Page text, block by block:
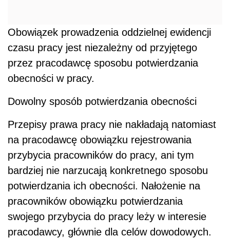
Obowiązek prowadzenia oddzielnej ewidencji
czasu pracy jest niezależny od przyjętego
przez pracodawcę sposobu potwierdzania
obecności w pracy.
Dowolny sposób potwierdzania obecności
Przepisy prawa pracy nie nakładają natomiast
na pracodawcę obowiązku rejestrowania
przybycia pracowników do pracy, ani tym
bardziej nie narzucają konkretnego sposobu
potwierdzania ich obecności. Nałożenie na
pracowników obowiązku potwierdzania
swojego przybycia do pracy leży w interesie
pracodawcy, głównie dla celów dowodowych.